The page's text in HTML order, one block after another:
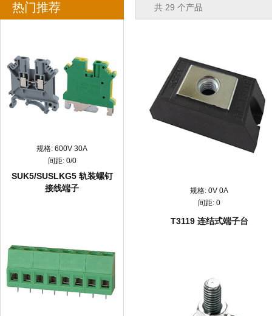
热门推荐
规格: 600V 30A
间距: 0/0
SUK5/SUSLKG5 轨装螺钉
接线端子
共 29 个产品
规格: 0V 0A
间距: 0
T3119 连结式端子台